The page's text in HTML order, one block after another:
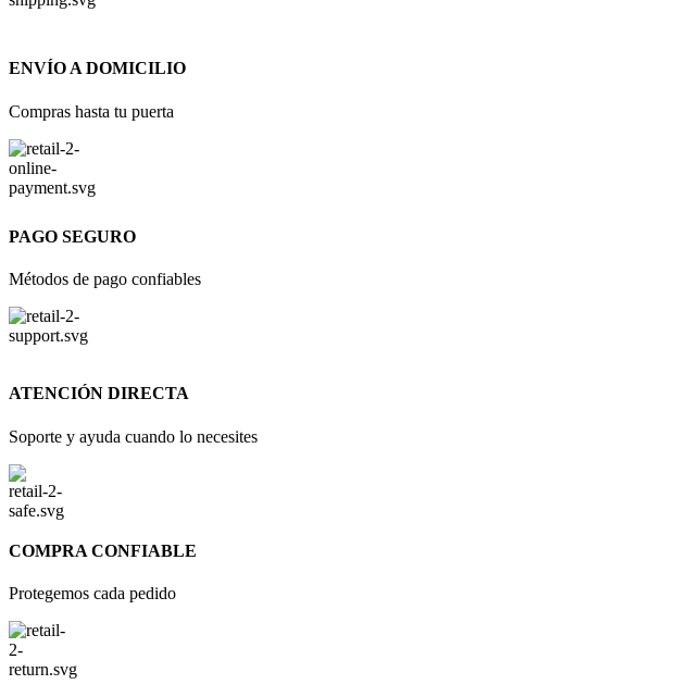
ENVÍO A DOMICILIO
Compras hasta tu puerta
PAGO SEGURO
Métodos de pago confiables
ATENCIÓN DIRECTA
Soporte y ayuda cuando lo necesites
COMPRA CONFIABLE
Protegemos cada pedido